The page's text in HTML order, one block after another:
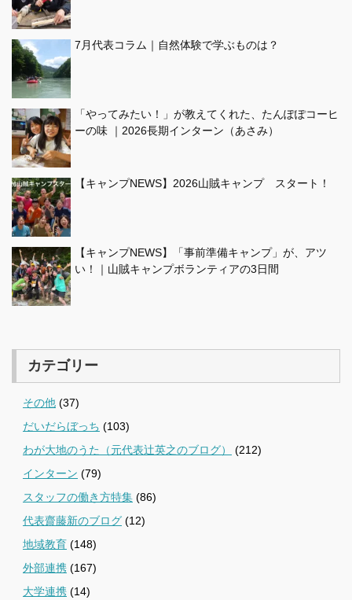
7月代表コラム｜自然体験で学ぶものは？
「やってみたい！」が教えてくれた、たんぽぽコーヒ
ーの味 ｜2026長期インターン（あさみ）
【キャンプNEWS】2026山賊キャンプ スタート！
【キャンプNEWS】「事前準備キャンプ」が、アツ
い！｜山賊キャンプボランティアの3日間
カテゴリー
その他 (37)
だいだらぼっち (103)
わが大地のうた（元代表辻英之のブログ）
(212)
インターン (79)
スタッフの働き方特集 (86)
代表齋藤新のブログ (12)
地域教育 (148)
外部連携 (167)
大学連携 (14)